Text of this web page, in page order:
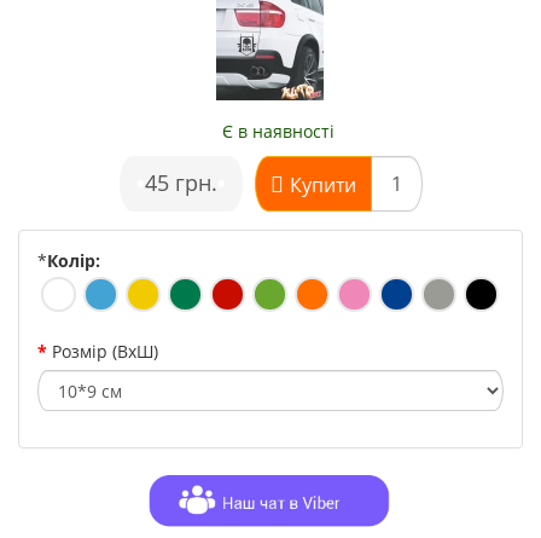
Є в наявності
45 грн. Купити
*Колір:
Розмір (ВхШ)